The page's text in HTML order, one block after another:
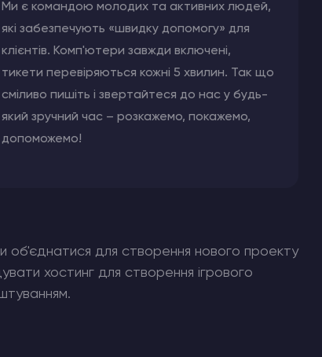
Ми є командою молодих та активних людей,
які забезпечують «швидку допомогу» для
клієнтів. Комп'ютери завжди включені,
тикети перевіряються кожні 5 хвилин. Так що
сміливо пишіть і звертайтеся до нас у будь-
який зручний час – розкажемо, покажемо,
допоможемо!
об'єднатися для створення нового проекту
хостинг для створення ігрового